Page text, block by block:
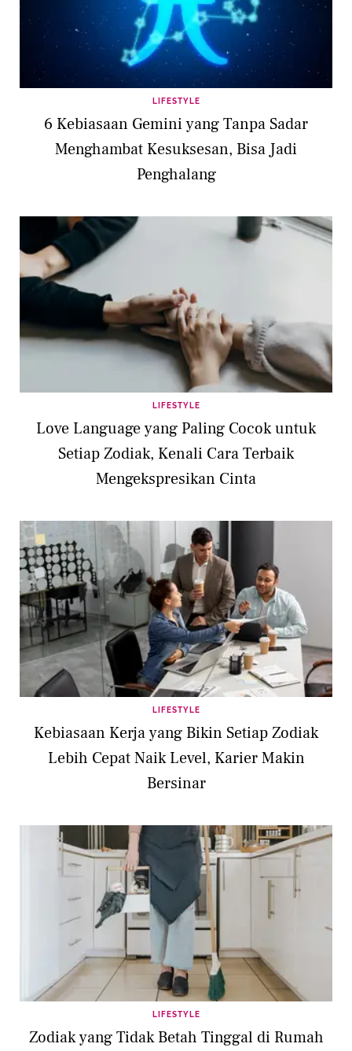
LIFESTYLE
6 Kebiasaan Gemini yang Tanpa Sadar
Menghambat Kesuksesan, Bisa Jadi
Penghalang
LIFESTYLE
Love Language yang Paling Cocok untuk
Setiap Zodiak, Kenali Cara Terbaik
Mengekspresikan Cinta
LIFESTYLE
Kebiasaan Kerja yang Bikin Setiap Zodiak
Lebih Cepat Naik Level, Karier Makin
Bersinar
LIFESTYLE
Zodiak yang Tidak Betah Tinggal di Rumah